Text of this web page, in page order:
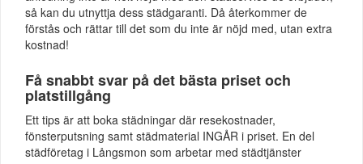
så kan du utnyttja dess städgaranti. Då återkommer de
förstås och rättar till det som du inte är nöjd med, utan extra
kostnad!
Få snabbt svar på det bästa priset och
platstillgång
Ett tips är att boka städningar där resekostnader,
fönsterputsning samt städmaterial INGÅR i priset. En del
städföretag i Långsmon som arbetar med städtjänster